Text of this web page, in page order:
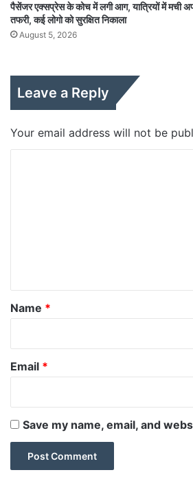
पैसेंजर एक्सप्रेस के कोच में लगी आग, यात्रियों में मची
तफरी, कई लोगो को सुरक्षित निकाला
August 5, 2026
Leave a Reply
Your email address will not be
*
Name *
Email *
Save my name, email, and